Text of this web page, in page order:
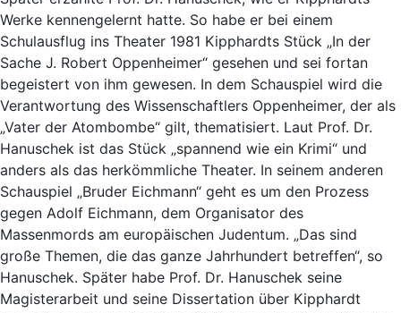
Werke kennengelernt hatte. So habe er bei einem
Schulausflug ins Theater 1981 Kipphardts Stück „In der
Sache J. Robert Oppenheimer“ gesehen und sei fortan
begeistert von ihm gewesen. In dem Schauspiel wird die
Verantwortung des Wissenschaftlers Oppenheimer, der als
„Vater der Atombombe“ gilt, thematisiert. Laut Prof. Dr.
Hanuschek ist das Stück „spannend wie ein Krimi“ und
anders als das herkömmliche Theater. In seinem anderen
Schauspiel „Bruder Eichmann“ geht es um den Prozess
gegen Adolf Eichmann, dem Organisator des
Massenmords am europäischen Judentum. „Das sind
große Themen, die das ganze Jahrhundert betreffen“, so
Hanuschek. Später habe Prof. Dr. Hanuschek seine
Magisterarbeit und seine Dissertation über Kipphardt